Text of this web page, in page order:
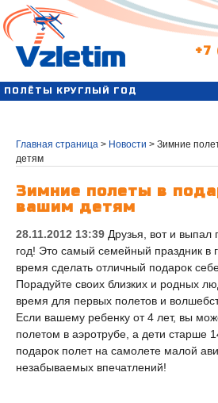
+7
ПОЛЁТЫ КРУГЛЫЙ ГОД
Главная страница > Новости > Зимние
детям
Зимние полеты в
вашим детям
28.11.2012 13:39 Друзья, вот и выпал
год! Это самый семейный праздник в
время сделать отличный подарок
Порадуйте своих близких и родных
время для первых полетов и
Если вашему ребенку от 4 лет, вы
полетом в аэротрубе, а дети старше
подарок полет на самолете малой
незабываемых впечатлений!